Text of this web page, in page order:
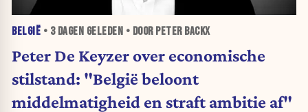
BELGIË • 3 DAGEN GELEDEN • DOOR PETER BACKX
Peter De Keyzer over economische
stilstand: "België beloont
middelmatigheid en straft ambitie af"